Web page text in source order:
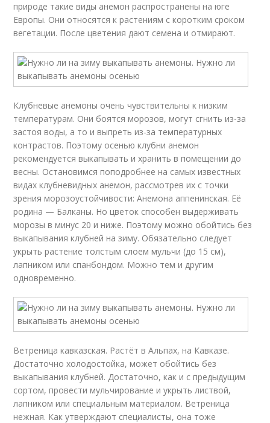
природе такие виды анемон распространены на юге
Европы. Они относятся к растениям с коротким сроком
вегетации. После цветения дают семена и отмирают.
Клубневые анемоны очень чувствительны к низким
температурам. Они боятся морозов, могут сгнить из-за
застоя воды, а то и выпреть из-за температурных
контрастов. Поэтому осенью клубни анемон
рекомендуется выкапывать и хранить в помещении до
весны. Остановимся поподробнее на самых известных
видах клубневидных анемон, рассмотрев их с точки
зрения морозоустойчивости: Анемона аппенинская. Её
родина — Балканы. Но цветок способен выдерживать
морозы в минус 20 и ниже. Поэтому можно обойтись без
выкапывания клубней на зиму. Обязательно следует
укрыть растение толстым слоем мульчи (до 15 см),
лапником или спанбондом. Можно тем и другим
одновременно.
Ветреница кавказская. Растёт в Альпах, на Кавказе.
Достаточно холодостойка, может обойтись без
выкапывания клубней. Достаточно, как и с предыдущим
сортом, провести мульчирование и укрыть листвой,
лапником или специальным материалом. Ветреница
нежная. Как утверждают специалисты, она тоже